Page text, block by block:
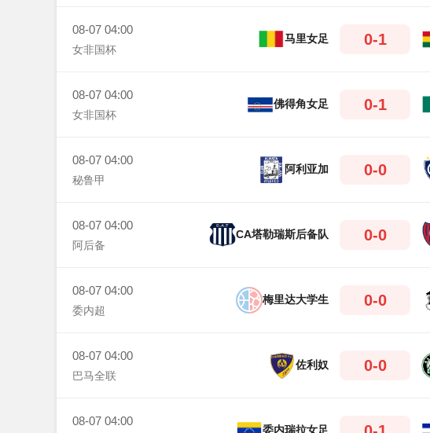
08-07 04:00
女非国杯
马里女足 0-1
08-07 04:00
女非国杯
佛得角女足 0-1
08-07 04:00
秘鲁甲
阿利亚加 0-0
08-07 04:00
阿后备
CA塔勒瑞斯后备队 0-0
08-07 04:00
委内超
梅里达大学生 0-0
08-07 04:00
巴马全联
佐利奴 0-0
08-07 04:00
委内瑞拉女足